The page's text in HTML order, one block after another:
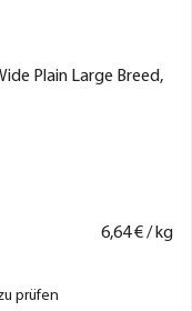
Plain Large Breed,
6,64€ / kg
prüfen